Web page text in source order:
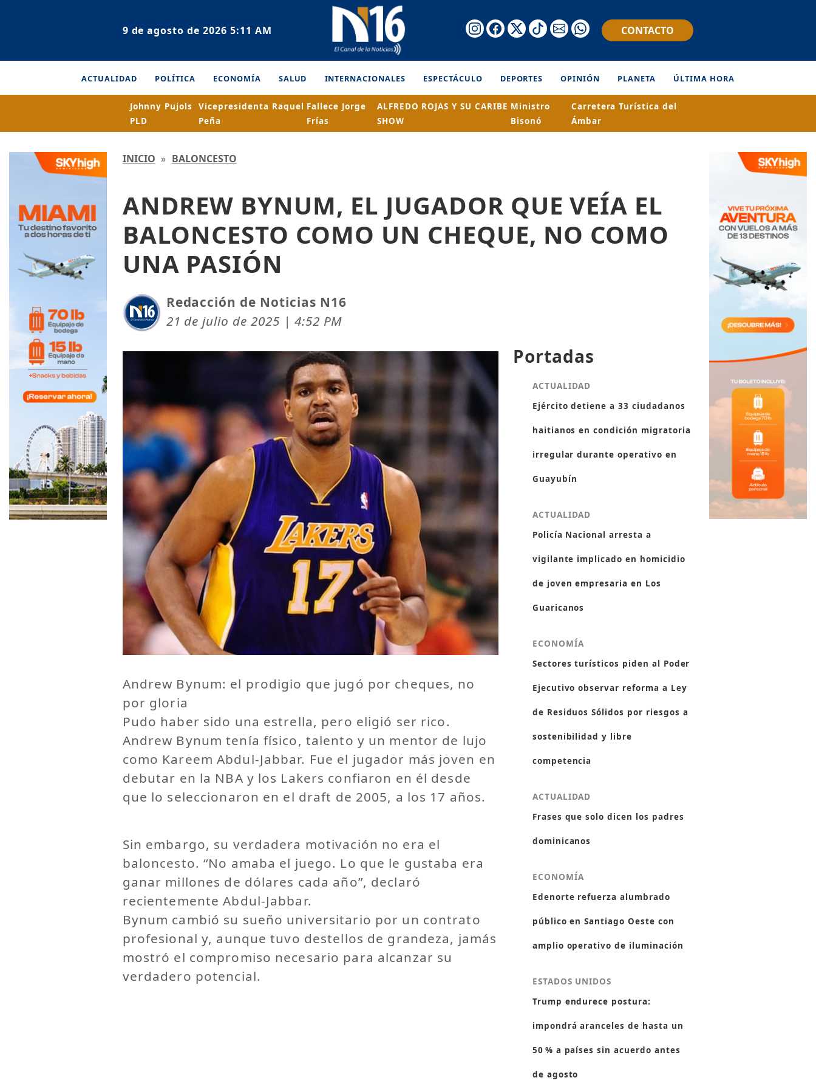
9 de agosto de 2026 5:11 AM CONTACTO
ACTUALIDAD POLÍTICA ECONOMÍA SALUD INTERNACIONALES ESPECTÁCULO DEPORTES OPINIÓN PLANETA ÚLTIMA HORA
Johnny Pujols
PLD
Vicepresidenta Raquel
Peña
Fallece Jorge
Frías
ALFREDO ROJAS Y SU CARIBE
SHOW
Ministro
Bisonó
Carretera Turística del
Ámbar
INICIO » BALONCESTO
ANDREW BYNUM, EL JUGADOR QUE VEÍA EL
BALONCESTO COMO UN CHEQUE, NO COMO
UNA PASIÓN
Redacción de Noticias N16
21 de julio de 2025 | 4:52 PM
Andrew Bynum: el prodigio que jugó por cheques, no
por gloria
Pudo haber sido una estrella, pero eligió ser rico.
Andrew Bynum tenía físico, talento y un mentor de lujo
como Kareem Abdul-Jabbar. Fue el jugador más joven en
debutar en la NBA y los Lakers confiaron en él desde
que lo seleccionaron en el draft de 2005, a los 17 años.
Sin embargo, su verdadera motivación no era el
baloncesto. “No amaba el juego. Lo que le gustaba era
ganar millones de dólares cada año”, declaró
recientemente Abdul-Jabbar.
Bynum cambió su sueño universitario por un contrato
profesional y, aunque tuvo destellos de grandeza, jamás
mostró el compromiso necesario para alcanzar su
verdadero potencial.
Portadas
ACTUALIDAD
Ejército detiene a 33 ciudadanos
haitianos en condición migratoria
irregular durante operativo en
Guayubín
ACTUALIDAD
Policía Nacional arresta a
vigilante implicado en homicidio
de joven empresaria en Los
Guaricanos
ECONOMÍA
Sectores turísticos piden al Poder
Ejecutivo observar reforma a Ley
de Residuos Sólidos por riesgos a
sostenibilidad y libre
competencia
ACTUALIDAD
Frases que solo dicen los padres
dominicanos
ECONOMÍA
Edenorte refuerza alumbrado
público en Santiago Oeste con
amplio operativo de iluminación
ESTADOS UNIDOS
Trump endurece postura:
impondrá aranceles de hasta un
50 % a países sin acuerdo antes
de agosto